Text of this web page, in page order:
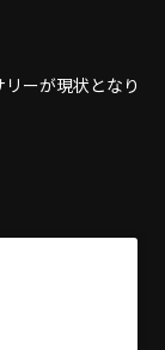
ーが現状となり